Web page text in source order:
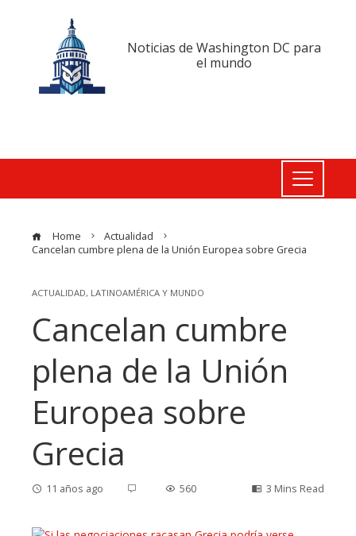
Noticias de Washington DC para
el mundo
Home
Actualidad
Cancelan cumbre plena de la Unión Europea sobre Grecia
ACTUALIDAD, LATINOAMÉRICA Y MUNDO
Cancelan cumbre
plena de la Unión
Europea sobre
Grecia
11 años ago 560 3 Mins Read